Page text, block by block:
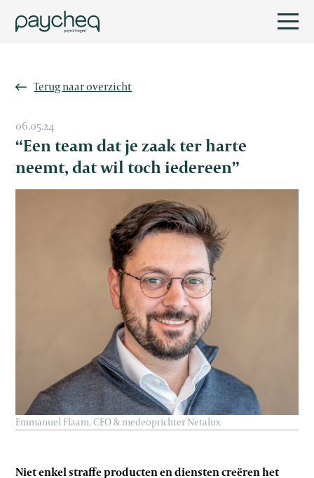
Terug naar overzicht
06.05.24
“Een team dat je zaak ter harte
neemt, dat wil toch iedereen”
Emmanuel Flaam, CEO & medeoprichter Netalux
Niet enkel straffe producten en diensten creëren het